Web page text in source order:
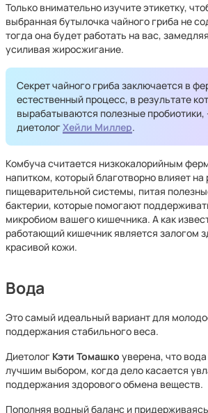
Только внимательно изучите этикетку,
выбранная бутылочка чайного гриба не
тогда она будет работать на вас,
усиливая жиросжигание.
Секрет чайного гриба заключается в
естественный процесс, в результате
вырабатываются полезные пробиотики,
диетологХейли Миллер.
Комбуча считается низкокалорийным
напитком, который благотворно влияет на
пищеварительной системы, питая
бактерии, которые помогают
микробиом вашего кишечника. А как
работающий кишечник является залогом
красивой кожи.
Вода
Это самый идеальный вариант для
поддержания стабильного веса.
Диетолог Кэти Томашко уверена, что
лучшим выбором, когда дело касается
поддержания здорового обмена веществ.
Пополняя водный баланс и